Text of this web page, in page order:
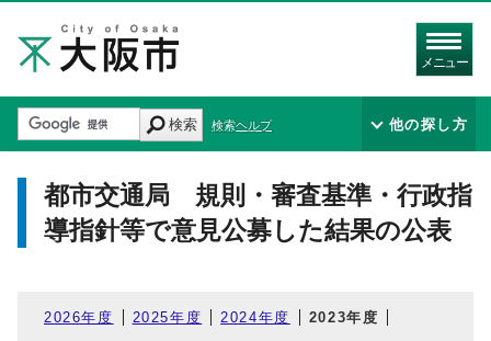
メニュー
検索 検索ヘルプ 他の探し方
都市交通局 規則・審査基準・行政指
導指針等で意見公募した結果の公表
2026年度 2025年度 2024年度 2023年度